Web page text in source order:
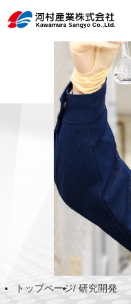
トップページ 研究開発